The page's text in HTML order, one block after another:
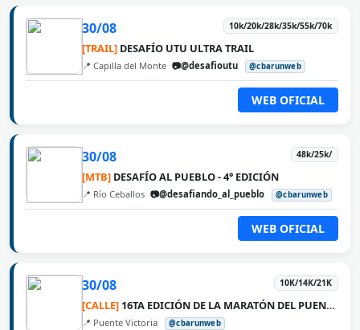
30/08 10k/20k/28k/35k/55k/70k
[TRAIL] DESAFÍO UTU ULTRA TRAIL
📍 Capilla del Monte 📷@desafioutu @cbarunweb
WEB OFICIAL
30/08 48k/25k/
[MTB] DESAFÍO AL PUEBLO - 4° EDICIÓN
📍 Río Ceballos 📷@desafiando_al_pueblo @cbarunweb
WEB OFICIAL
30/08 10K/14K/21K
[CALLE] 16TA EDICIÓN DE LA MARATÓN DEL PUENTE ROSARIO VICTORIA
📍 Puente Victoria @cbarunweb